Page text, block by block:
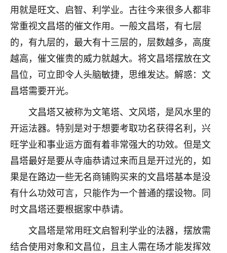
用就是旺文、启智、利学业。古往今来很多人都非
常重视文昌塔的催文作用。一般文昌塔，有七层
的，有九层的，最大有十三层的，层数越多，高度
越高，催文催贵的威力就越大。将文昌塔摆放在文
昌位，可立即令人头脑敏捷，思维发达。解惑：文
昌塔需要开光。
文昌塔又被称为文笔塔、文风塔，是风水里的
开运法器。特别是对于想要考取功名获得名利，兴
旺学业和事业运方面有着非常强大的功效。但是文
昌塔最好是要从寺庙恭请过来而且是开过光的，如
果是在路边一些无名商铺购买来的文昌塔基本是没
有什么功效可言，只能作为一个普通的摆设物。同
时文昌塔还要根据家中恭请。
文昌塔是常用旺文启智利学业的法器，摆放需
结合使用对象和文昌位，且主人需在场才能发挥效
鹿森：恭喜升职加薪！！，请客吗？�
12小时前 来自北京 32
心心相印
我身体不太好，总是病病殃殃的，去检查又没什么大
问题，反正就是不舒服。中医西医看遍了，找不到问
题，后来无意中看到有人推荐慧来老师，跟老师聊过
之后，心情豁然开朗，也听老师建议，处理了一些因
果问题。今年以来，身体比以前好多，主要是心情好
了，老师说境随心转，现在深有体会了。
鹿森：是的，其实跟老师聊过之后，最大的感
触，首先就是心态会变好，万般皆是命，半点
不由人！
1天前 来自四川
我也想找老师看看，有没有人给个联系方式的啊？